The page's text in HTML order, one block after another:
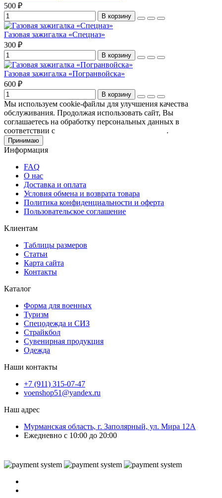
500 ₽
В корзину
Газовая зажигалка «Спецназ»
300 ₽
В корзину
Газовая зажигалка «Погранвойска»
600 ₽
В корзину
Мы используем cookie-файлы для улучшения качества
обслуживания. Продолжая использовать сайт, Вы
соглашаетесь на обработку персональных данных в
соответствии с
.
Принимаю
Информация
FAQ
О нас
Доставка и оплата
Условия обмена и возврата товара
Политика конфиденциальности и оферта
Пользовательское соглашение
Клиентам
Таблицы размеров
Статьи
Карта сайта
Контакты
Каталог
Форма для военных
Туризм
Спецодежда и СИЗ
Страйкбол
Сувенирная продукция
Одежда
Наши контакты
+7 (911) 315-07-47
voenshop51@yandex.ru
Наш адрес
Мурманская область, г. Заполярный, ул. Мира 12А
Ежедневно с 10:00 до 20:00